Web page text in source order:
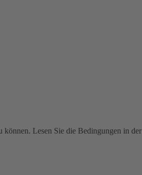
Lesen Sie die Bedingungen in der